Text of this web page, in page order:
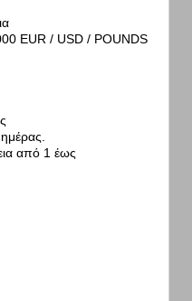
EUR / USD / POUNDS
από 1 έως